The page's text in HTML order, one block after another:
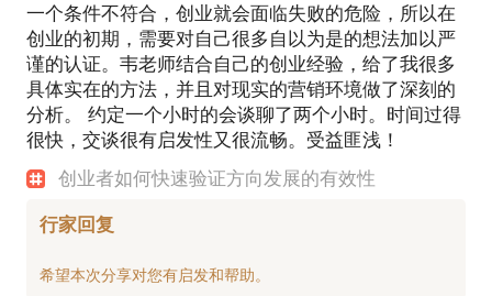
一个条件不符合，创业就会面临失败的危险，所以在
创业的初期，需要对自己很多自以为是的想法加以严
谨的认证。韦老师结合自己的创业经验，给了我很多
具体实在的方法，并且对现实的营销环境做了深刻的
分析。 约定一个小时的会谈聊了两个小时。时间过得
很快，交谈很有启发性又很流畅。受益匪浅！
创业者如何快速验证方向发展的有效性
行家回复